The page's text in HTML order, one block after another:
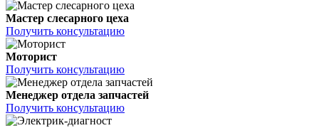
Мастер слесарного цеха
Получить консультацию
Моторист
Получить консультацию
Менеджер отдела запчастей
Получить консультацию